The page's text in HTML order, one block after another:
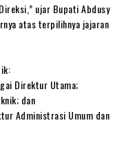
ujar Bupati Abdusy
atas terpilihnya jajaran
Direktur Utama;
dan
Administrasi Umum dan